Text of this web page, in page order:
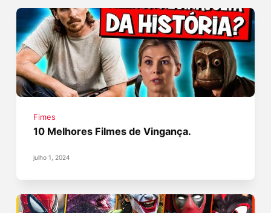
Fimes
10 Melhores Filmes de Vingança.
julho 1, 2024